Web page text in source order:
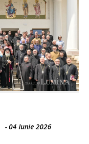
- 04 Iunie 2026